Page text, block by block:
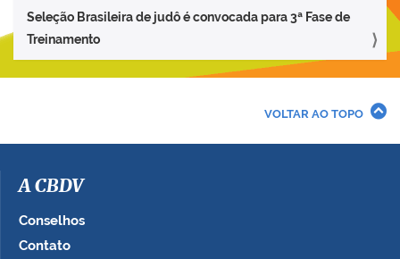
Seleção Brasileira de judô é convocada para 3ª Fase de
Treinamento
VOLTAR AO TOPO
A CBDV
Conselhos
Contato